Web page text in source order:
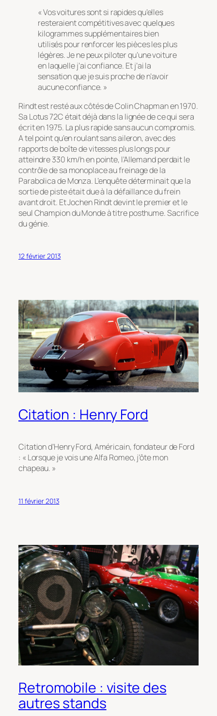
« Vos voitures sont si rapides qu’elles
resteraient compétitives avec quelques
kilogrammes supplémentaires bien
utilisés pour renforcer les pièces les plus
légères. Je ne peux piloter qu’une voiture
en laquelle j’ai confiance. Et j’ai la
sensation que je suis proche de n’avoir
aucune confiance. »
Rindt est resté aux côtés de Colin Chapman en 1970.
Sa Lotus 72C était déjà dans la lignée de ce qui sera
écrit en 1975. La plus rapide sans aucun compromis.
A tel point qu’en roulant sans aileron, avec des
rapports de boîte de vitesses plus longs pour
atteindre 330 km/h en pointe, l’Allemand perdait le
contrôle de sa monoplace au freinage de la
Parabolica de Monza. L’enquête déterminait que la
sortie de piste était due à la défaillance du frein
avant droit. Et Jochen Rindt devint le premier et le
seul Champion du Monde à titre posthume. Sacrifice
du génie.
12 février 2013
Citation : Henry Ford
Citation d’Henry Ford, Américain, fondateur de Ford
: « Lorsque je vois une Alfa Romeo, j’ôte mon
chapeau. »
11 février 2013
Retromobile : visite des
autres stands